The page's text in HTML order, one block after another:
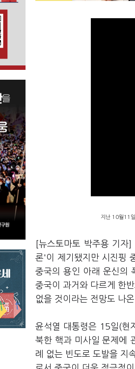
지난 10월11일
[뉴스토마토 박주용 기자
론'이 제기됐지만 시진핑
중국의 용인 아래 운신의
중국이 과거와 다르게 한
없을 것이라는 전망도 나온
윤석열 대통령은 15일(현
북한 핵과 미사일 문제에
례 없는 빈도로 도발을 지